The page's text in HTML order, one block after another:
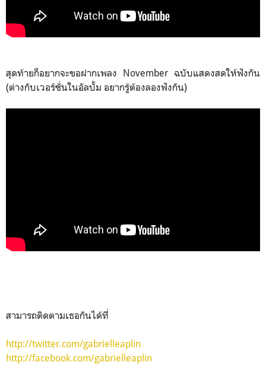
สุดท้ายก็อยากจะขอฝากเพลง November ฉบับแสดงสดให้ฟังกัน
(ต่างกับเวอร์ชั่นในอัลบั้ม อยากรู้ต้องลองฟังกัน)
สามารถติดตามเธอกันได้ที่
http://twitter.com/gabrielleaplin
http://facebook.com/gabrielleaplin